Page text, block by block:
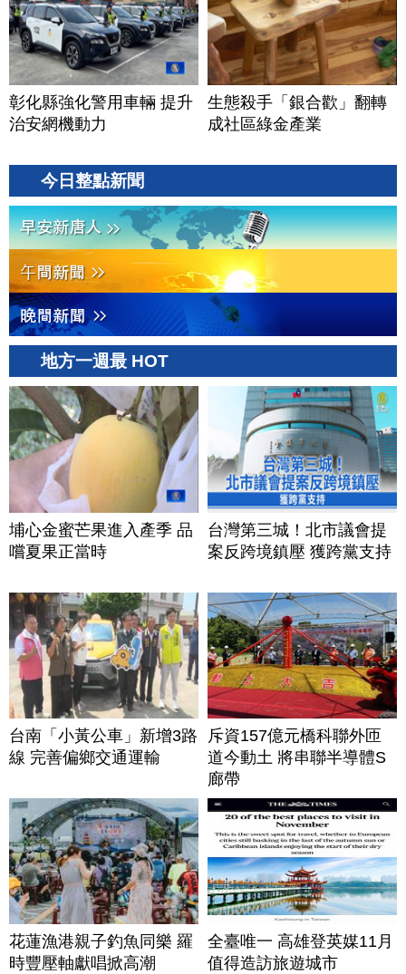
彰化縣強化警用車輛 提升
治安網機動力
生態殺手「銀合歡」翻轉
成社區綠金產業
今日整點新聞
地方一週最 HOT
埔心金蜜芒果進入產季 品
嚐夏果正當時
台灣第三城！北市議會提
案反跨境鎮壓 獲跨黨支持
台南「小黃公車」新增3路
線 完善偏鄉交通運輸
斥資157億元橋科聯外匝
道今動土 將串聯半導體S
廊帶
花蓮漁港親子釣魚同樂 羅
時豐壓軸獻唱掀高潮
全臺唯一 高雄登英媒11月
值得造訪旅遊城市